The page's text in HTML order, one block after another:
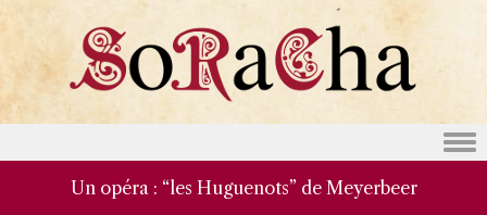
Un opéra : “les Huguenots” de Meyerbeer